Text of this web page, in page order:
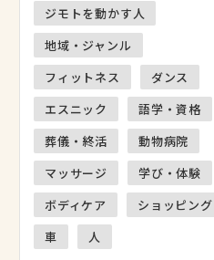
ジモトを動かす人
地域・ジャンル
フィットネス
ダンス
エスニック
語学・資格
葬儀・終活
動物病院
マッサージ
学び・体験
ボディケア
ショッピング
車
人